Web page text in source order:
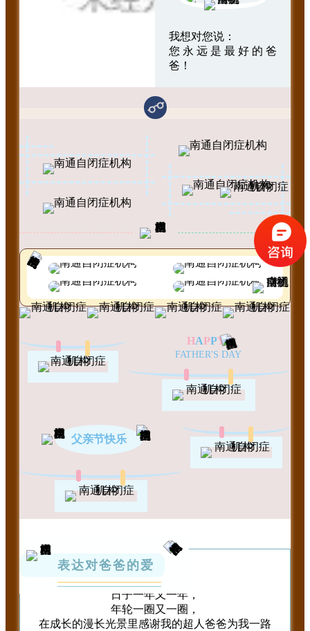
我想对您说：
您永远是最好的爸
爸！
HAPPY
FATHER'S DAY
父亲节快乐
表达对爸爸的爱
日子一年又一年，
年轮一圈又一圈，
在成长的漫长光景里感谢我的超人爸爸为我一路